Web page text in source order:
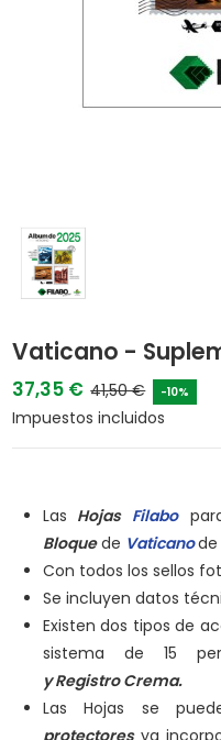
Vaticano -
37,35 € 41,50 € -10%
Impuestos incluidos
Las Hojas Filabo
Bloquede Vaticanode
Con todos los sellos
Se incluyen datos
Existen dos tipos de
sistema de 15
yRegistro Crema.
Las Hojas se
protectoresya